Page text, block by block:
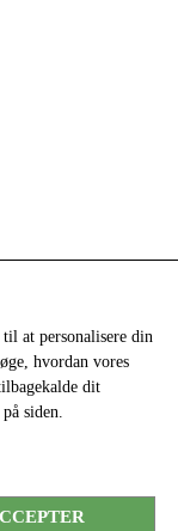
at personalisere din
hvordan vores
dit
siden.